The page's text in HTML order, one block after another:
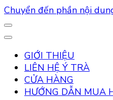
Chuyển đến phần nội
GIỚI THIỆU
LIÊN HỆ Ý TRÀ
CỬA HÀNG
HƯỚNG DẪN MUA